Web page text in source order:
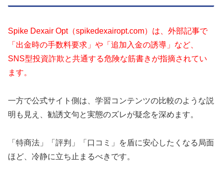
Spike Dexair Opt（spikedexairopt.com）は、外部記事で
「出金時の手数料要求」や「追加入金の誘導」など、
SNS型投資詐欺と共通する危険な筋書きが指摘されてい
ます。
一方で公式サイト側は、学習コンテンツの比較のような説
明も見え、勧誘文句と実態のズレが疑念を深めます。
「特商法」「評判」「口コミ」を盾に安心したくなる局面
ほど、冷静に立ち止まるべきです。